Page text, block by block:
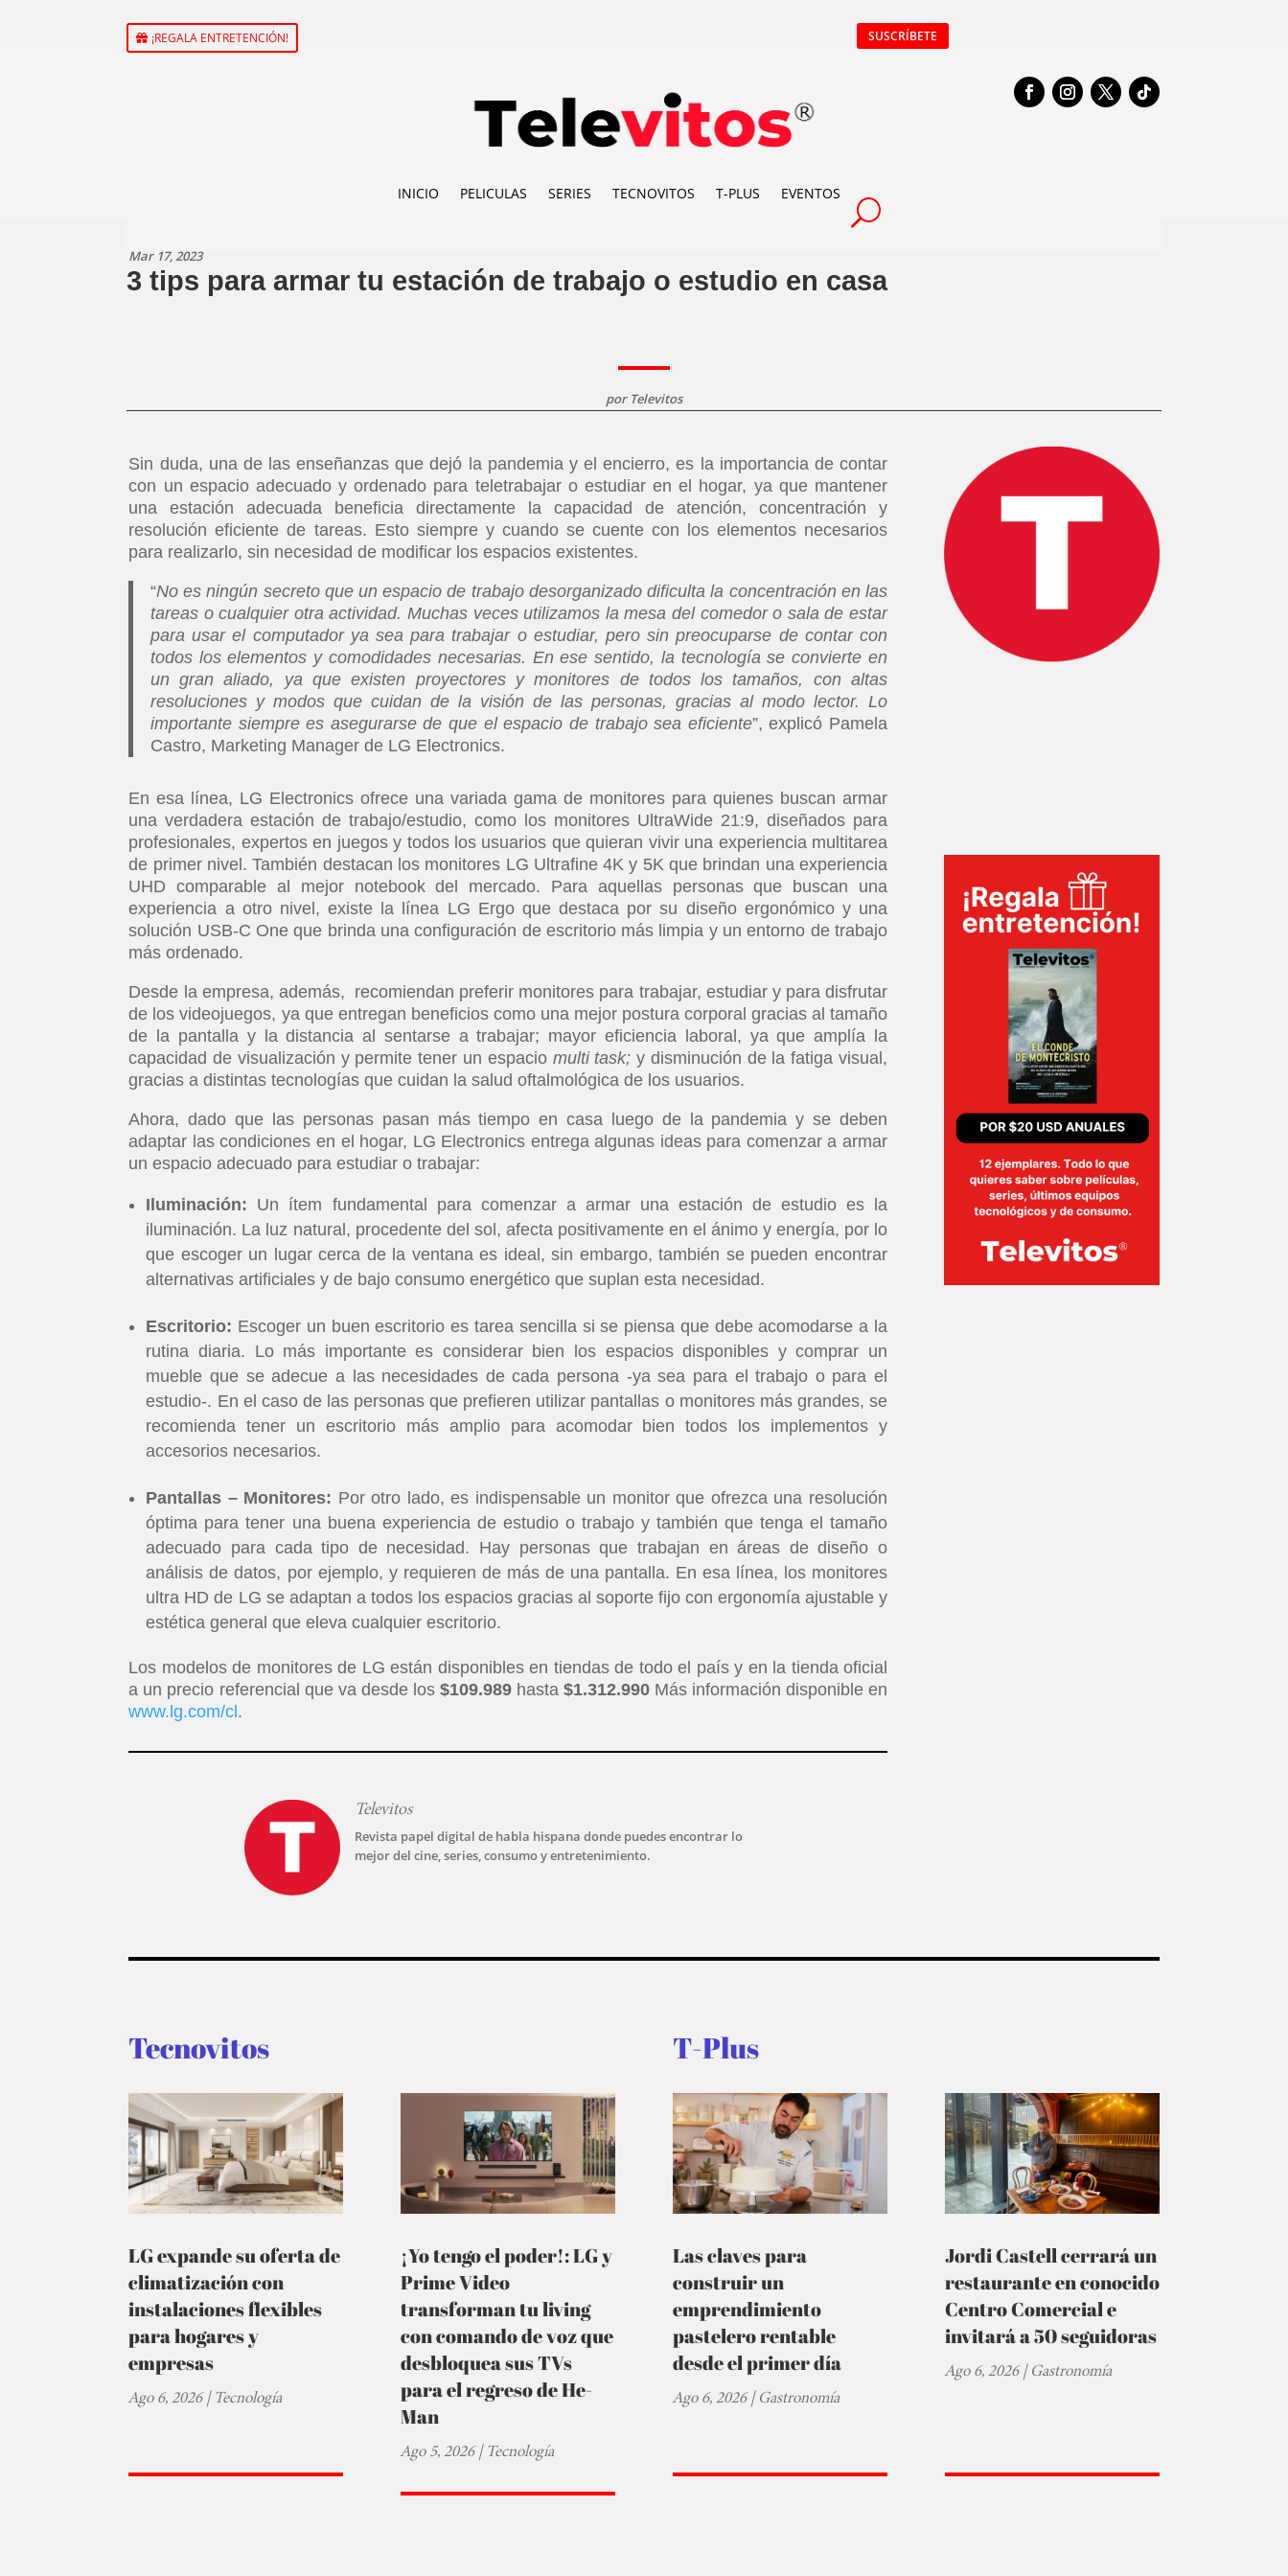
¡REGALA ENTRETENCIÓN! SUSCRÍBETE
INICIO PELICULAS SERIES TECNOVITOS T-PLUS EVENTOS
Mar 17, 2023
3 tips para armar tu estación de trabajo o estudio en casa
por Televitos
Sin duda, una de las enseñanzas que dejó la pandemia y el encierro, es la importancia de contar
con un espacio adecuado y ordenado para teletrabajar o estudiar en el hogar, ya que mantener
una estación adecuada beneficia directamente la capacidad de atención, concentración y
resolución eficiente de tareas. Esto siempre y cuando se cuente con los elementos necesarios
para realizarlo, sin necesidad de modificar los espacios existentes.
“No es ningún secreto que un espacio de trabajo desorganizado dificulta la concentración en las
tareas o cualquier otra actividad. Muchas veces utilizamos la mesa del comedor o sala de estar
para usar el computador ya sea para trabajar o estudiar, pero sin preocuparse de contar con
todos los elementos y comodidades necesarias. En ese sentido, la tecnología se convierte en
un gran aliado, ya que existen proyectores y monitores de todos los tamaños, con altas
resoluciones y modos que cuidan de la visión de las personas, gracias al modo lector. Lo
importante siempre es asegurarse de que el espacio de trabajo sea eficiente”, explicó Pamela
Castro, Marketing Manager de LG Electronics.
En esa línea, LG Electronics ofrece una variada gama de monitores para quienes buscan armar
una verdadera estación de trabajo/estudio, como los monitores UltraWide 21:9, diseñados para
profesionales, expertos en juegos y todos los usuarios que quieran vivir una experiencia multitarea
de primer nivel. También destacan los monitores LG Ultrafine 4K y 5K que brindan una experiencia
UHD comparable al mejor notebook del mercado. Para aquellas personas que buscan una
experiencia a otro nivel, existe la línea LG Ergo que destaca por su diseño ergonómico y una
solución USB-C One que brinda una configuración de escritorio más limpia y un entorno de trabajo
más ordenado.
Desde la empresa, además, recomiendan preferir monitores para trabajar, estudiar y para disfrutar
de los videojuegos, ya que entregan beneficios como una mejor postura corporal gracias al tamaño
de la pantalla y la distancia al sentarse a trabajar; mayor eficiencia laboral, ya que amplía la
capacidad de visualización y permite tener un espacio multi task;y disminución de la fatiga visual,
gracias a distintas tecnologías que cuidan la salud oftalmológica de los usuarios.
Ahora, dado que las personas pasan más tiempo en casa luego de la pandemia y se deben
adaptar las condiciones en el hogar, LG Electronics entrega algunas ideas para comenzar a armar
un espacio adecuado para estudiar o trabajar:
Iluminación: Un ítem fundamental para comenzar a armar una estación de estudio es la
iluminación. La luz natural, procedente del sol, afecta positivamente en el ánimo y energía, por lo
que escoger un lugar cerca de la ventana es ideal, sin embargo, también se pueden encontrar
alternativas artificiales y de bajo consumo energético que suplan esta necesidad.
Escritorio: Escoger un buen escritorio es tarea sencilla si se piensa que debe acomodarse a la
rutina diaria. Lo más importante es considerar bien los espacios disponibles y comprar un
mueble que se adecue a las necesidades de cada persona -ya sea para el trabajo o para el
estudio-. En el caso de las personas que prefieren utilizar pantallas o monitores más grandes, se
recomienda tener un escritorio más amplio para acomodar bien todos los implementos y
accesorios necesarios.
Pantallas – Monitores: Por otro lado, es indispensable un monitor que ofrezca una resolución
óptima para tener una buena experiencia de estudio o trabajo y también que tenga el tamaño
adecuado para cada tipo de necesidad. Hay personas que trabajan en áreas de diseño o
análisis de datos, por ejemplo, y requieren de más de una pantalla. En esa línea, los monitores
ultra HD de LG se adaptan a todos los espacios gracias al soporte fijo con ergonomía ajustable y
estética general que eleva cualquier escritorio.
Los modelos de monitores de LG están disponibles en tiendas de todo el país y en la tienda oficial
a un precio referencial que va desde los $109.989hasta $1.312.990Más información disponible en
www.lg.com/cl.
Televitos
Revista papel digital de habla hispana donde puedes encontrar lo
mejor del cine, series, consumo y entretenimiento.
Tecnovitos
LG expande su oferta de
climatización con
instalaciones flexibles
para hogares y
empresas
Ago 6, 2026|Tecnología
¡Yo tengo el poder!: LG y
Prime Video
transforman tu living
con comando de voz que
desbloquea sus TVs
para el regreso de He-
Man
Ago 5, 2026|Tecnología
T-Plus
Las claves para
construir un
emprendimiento
pastelero rentable
desde el primer día
Ago 6, 2026|Gastronomía
Jordi Castell cerrará un
restaurante en conocido
Centro Comercial e
invitará a 50 seguidoras
Ago 6, 2026|Gastronomía